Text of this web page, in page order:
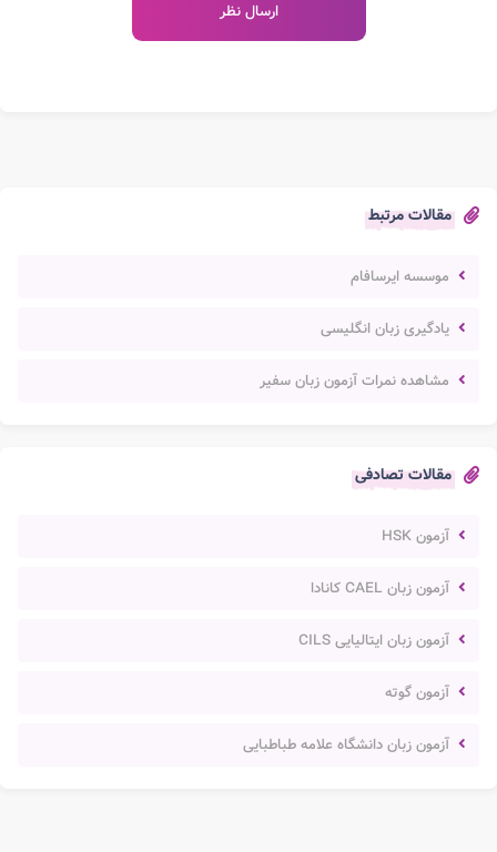
مقالات مرتبط
موسسه ایرسافام
یادگیری زبان انگلیسی
مشاهده نمرات آزمون زبان سفیر
مقالات تصادفی
آزمون HSK
آزمون زبان CAEL کانادا
آزمون زبان ایتالیایی CILS
آزمون گوته
آزمون زبان دانشگاه علامه طباطبایی